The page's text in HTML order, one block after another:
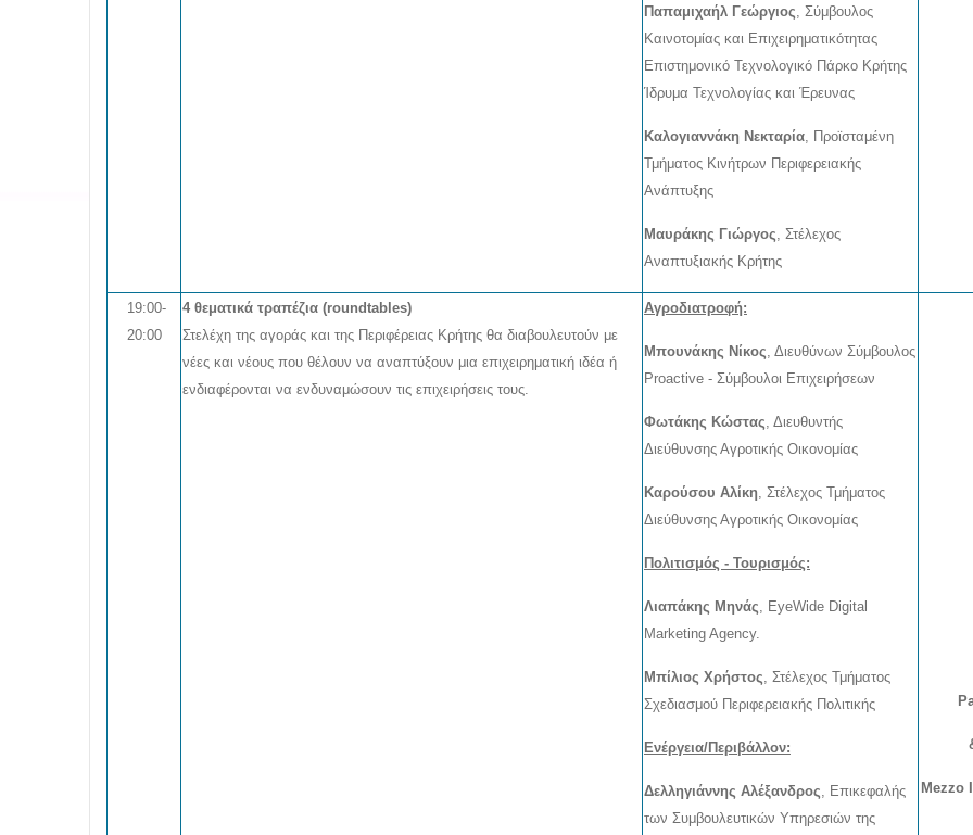
Παπαμιχαήλ Γεώργιος, Σύμβουλος
Καινοτομίας και Επιχειρηματικότητας
Επιστημονικό Τεχνολογικό Πάρκο Κρήτης
Ίδρυμα Τεχνολογίας και Έρευνας
Καλογιαννάκη Νεκταρία, Προϊσταμένη
Τμήματος Κινήτρων Περιφερειακής
Ανάπτυξης
Μαυράκης Γιώργος, Στέλεχος
Αναπτυξιακής Κρήτης
19:00-
20:00
4 θεματικά τραπέζια (roundtables)
Στελέχη της αγοράς και της Περιφέρειας Κρήτης θα διαβουλευτούν με
νέες και νέους που θέλουν να αναπτύξουν μια επιχειρηματική ιδέα ή
ενδιαφέρονται να ενδυναμώσουν τις επιχειρήσεις τους.
Αγροδιατροφή:
Μπουνάκης Νίκος, Διευθύνων Σύμβουλος
Proactive - Σύμβουλοι Επιχειρήσεων
Φωτάκης Κώστας, Διευθυντής
Διεύθυνσης Αγροτικής Οικονομίας
Καρούσου Αλίκη, Στέλεχος Τμήματος
Διεύθυνσης Αγροτικής Οικονομίας
Πολιτισμός - Τουρισμός:
Λιαπάκης Μηνάς, EyeWide Digital
Marketing Agency.
Μπίλιος Χρήστος, Στέλεχος Τμήματος
Σχεδιασμού Περιφερειακής Πολιτικής
Ενέργεια/Περιβάλλον:
Δελληγιάννης Αλέξανδρος, Επικεφαλής
των Συμβουλευτικών Υπηρεσιών της
Mezzo